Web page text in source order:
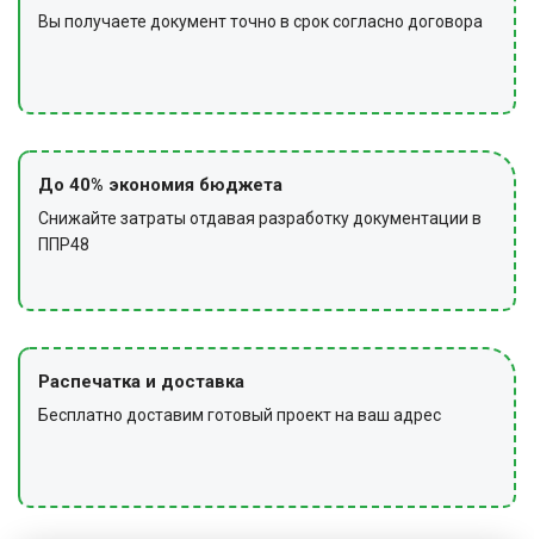
Вы получаете документ точно в срок согласно договора
До 40% экономия бюджета
Снижайте затраты отдавая разработку документации в
ППР48
Распечатка и доставка
Бесплатно доставим готовый проект на ваш адрес